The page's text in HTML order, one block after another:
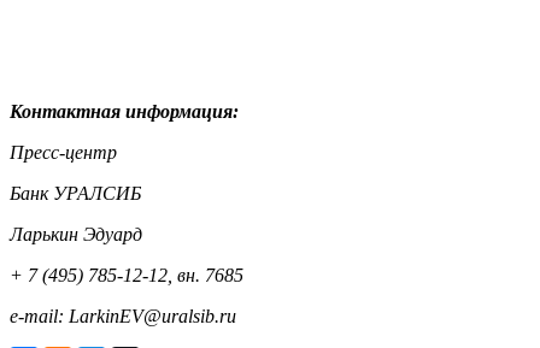
Контактная информация:
Пресс-центр
Банк УРАЛСИБ
Ларькин Эдуард
+ 7 (495) 785-12-12, вн. 7685
e-mail: LarkinEV@uralsib.ru